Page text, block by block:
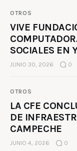
OTROS
VIVE
SOCIALES EN
JUNIO 30, 2026 0
OTROS
LA CFE
DE
CAMPECHE
JUNIO 4, 2026 0